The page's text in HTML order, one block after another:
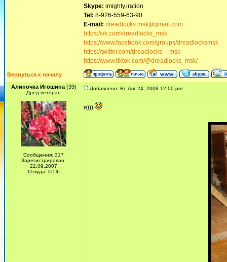
Skype: imighty.iration
Tel: 8-926-559-63-90
E-mail: dreadlocks.msk@gmail.com
https://vk.com/dreadlocks_msk
https://www.facebook.com/groups/dreadlocksmsk
https://twitter.com/dreadlocks__msk
https://www.tiktok.com/@dreadlocks_msk/
Вернуться к началу
Алиночка Игошина(39)
Дред-ветеран
Сообщения: 317
Зарегистрирован:
22.09.2007
Откуда: С-Пб
Добавлено: Вс Авг 24, 2008 12:00 pm
я)))